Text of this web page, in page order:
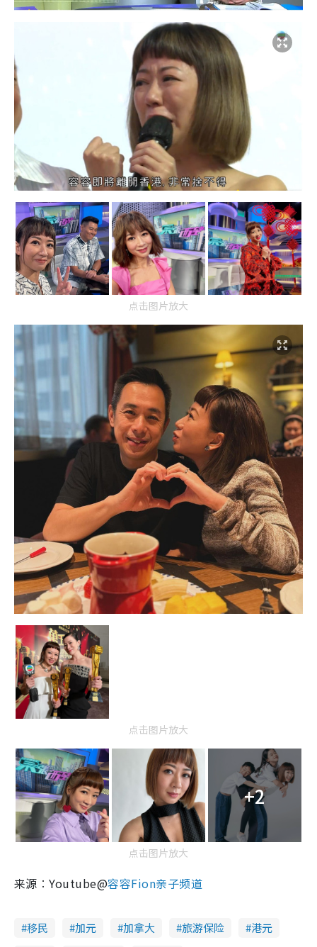
点击图片放大
点击图片放大
+2
点击图片放大
来源︰Youtube@容容Fion亲子频道
移民 加元 加拿大 旅游保险
港元